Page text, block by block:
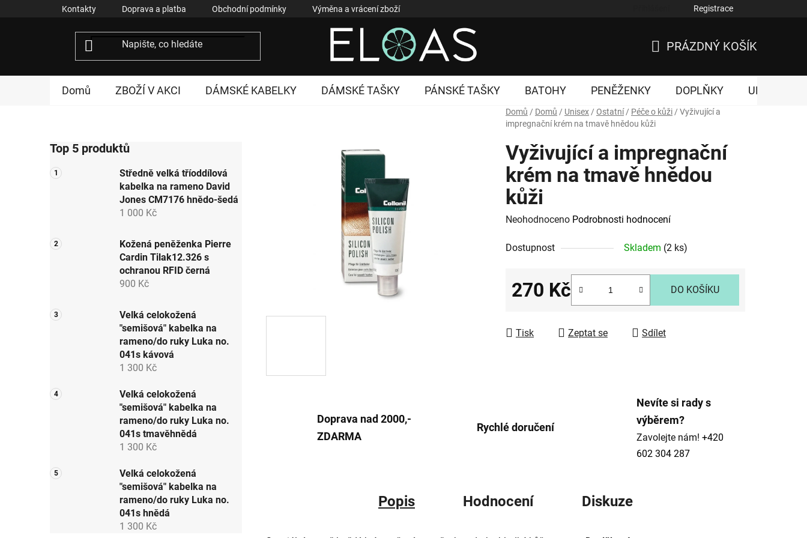
Kontakty Doprava a platba Obchodní podmínky Výměna a vrácení zboží Registrace
KOŠÍK
PRÁZDNÝ KOŠÍK
Domů ZBOŽÍ V AKCI DÁMSKÉ KABELKY DÁMSKÉ TAŠKY PÁNSKÉ TAŠKY BATOHY PENĚŽENKY DOPLŇKY UNISEX
Domů / Domů / Unisex / Ostatní / Péče o kůži / Vyživující a
impregnační krém na tmavě hnědou kůži
o
s
t
n
n
e
Top 5 produktů
Středně velká tříoddílová
kabelka na rameno David
Jones CM7176 hnědo-šedá
1 000 Kč
Kožená peněženka Pierre
Cardin Tilak12.326 s
ochranou RFID černá
900 Kč
Velká celokožená
"semišová" kabelka na
rameno/do ruky Luka no.
041s kávová
1 300 Kč
Velká celokožená
"semišová" kabelka na
rameno/do ruky Luka no.
041s tmavěhnědá
1 300 Kč
Velká celokožená
"semišová" kabelka na
rameno/do ruky Luka no.
041s hnědá
1 300 Kč
Vyživující a impregnační
krém na tmavě hnědou
kůži
Průměrné
produktu
0,0
hvězdiček.
Neohodnoceno Podrobnosti hodnocení
Dostupnost Skladem (2 ks)
270 Kč DO KOŠÍKU
Tisk Zeptat se Sdílet
Doprava nad 2000,-
ZDARMA
Rychlé doručení
Nevíte si rady s
výběrem?
Zavolejte nám! +420
602 304 287
Popis Hodnocení Diskuze